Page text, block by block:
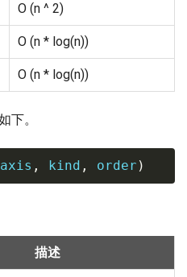
O (n ^ 2)
O (n * log(n))
O (n * log(n))
下。
axis , kind , order )
描述